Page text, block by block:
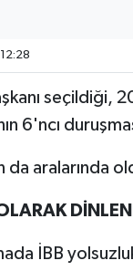
seçildiği,
6'ncı
aralarında
İBB